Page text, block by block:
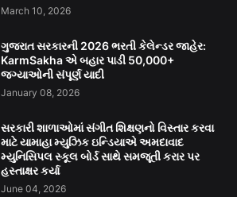
March 10, 2026
ગુજરાત સરકારની 2026 ભરતી કેલેન્ડર જાહેર:
KarmSakha એ બહાર પાડી 50,000+
જગ્યાઓની સંપૂર્ણ યાદી
January 08, 2026
સરકારી શાળાઓમાં સંગીત શિક્ષણનો વિસ્તાર કરવા
માટે યામાહા મ્યુઝિક ઇન્ડિયાએ અમદાવાદ
મ્યુનિસિપલ સ્કૂલ બોર્ડ સાથે સમજૂતી કરાર પર
હસ્તાક્ષર કર્યા
June 04, 2026